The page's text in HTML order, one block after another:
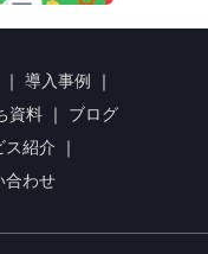
｜ 導入事例 ｜
資料 ｜ ブログ
ス紹介 ｜
合わせ